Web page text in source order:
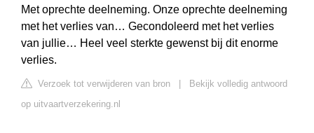
Met oprechte deelneming. Onze oprechte deelneming
met het verlies van… Gecondoleerd met het verlies
van jullie… Heel veel sterkte gewenst bij dit enorme
verlies.
Verzoek tot verwijderen van bron
Bekijk volledig antwoord
op uitvaartverzekering.nl